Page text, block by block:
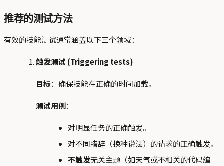
推荐的测试方法
有效的技能测试通常涵盖以下三个领域：
触发测试 (Triggering tests)
目标：确保技能在正确的时间加载。
测试用例：
对明显任务的正确触发。
对不同措辞（换种说法）的请求的正确触发。
不触发无关主题（如天气或不相关的代码编